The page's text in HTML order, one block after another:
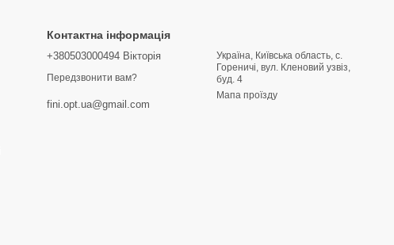
Контактна інформація
+380503000494 Вікторія
Передзвонити вам?
fini.opt.ua@gmail.com
Україна, Київська область, с.
Гореничі, вул. Кленовий узвіз,
буд. 4
Мапа проїзду